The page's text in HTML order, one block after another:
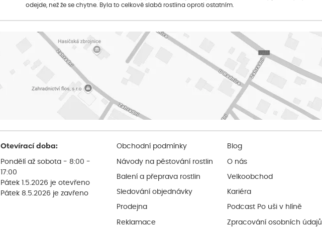
odejde, než že se chytne. Byla to celkově slabá rostlina oproti ostatním.
Otevírací doba:
Pondělí až sobota - 8:00 -
17:00
Pátek 1.5.2026 je otevřeno
Pátek 8.5.2026 je zavřeno
Obchodní podmínky
Návody na pěstování rostlin
Balení a přeprava rostlin
Sledování objednávky
Prodejna
Reklamace
Blog
O nás
Velkoobchod
Kariéra
Podcast Po uši v hlíně
Zpracování osobních údajů